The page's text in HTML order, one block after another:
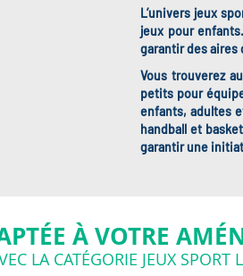
L’univers jeux
jeux pour
garantir des aires
Vous trouverez
petits pour
enfants, adultes
handball et
garantir une
À VOTRE
LA CATÉGORIE JEUX SPORT